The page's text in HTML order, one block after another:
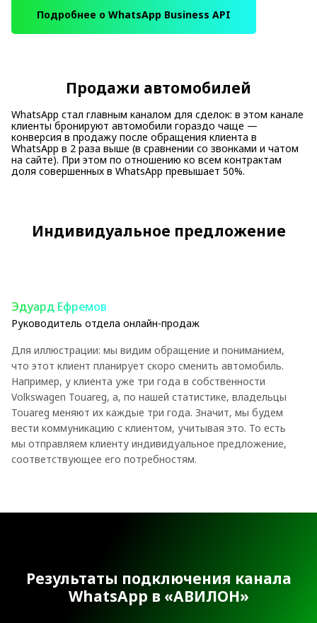
Подробнее о WhatsApp Business API
Продажи автомобилей
WhatsApp стал главным каналом для сделок: в этом канале
клиенты бронируют автомобили гораздо чаще —
конверсия в продажу после обращения клиента в
WhatsApp в 2 раза выше (в сравнении со звонками и чатом
на сайте). При этом по отношению ко всем контрактам
доля совершенных в WhatsApp превышает 50%.
Индивидуальное предложение
Эдуард Ефремов
Руководитель отдела онлайн-продаж
Для иллюстрации: мы видим обращение и пониманием,
что этот клиент планирует скоро сменить автомобиль.
Например, у клиента уже три года в собственности
Volkswagen Touareg, а, по нашей статистике, владельцы
Touareg меняют их каждые три года. Значит, мы будем
вести коммуникацию с клиентом, учитывая это. То есть
мы отправляем клиенту индивидуальное предложение,
соответствующее его потребностям.
Результаты подключения канала
WhatsApp в «АВИЛОН»